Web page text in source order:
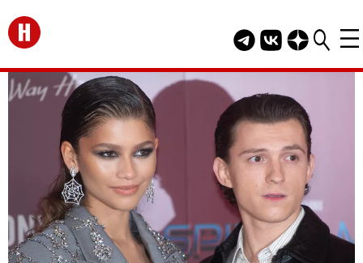
Перейти на главную
Telegram канал
Группа HELLO
Канал